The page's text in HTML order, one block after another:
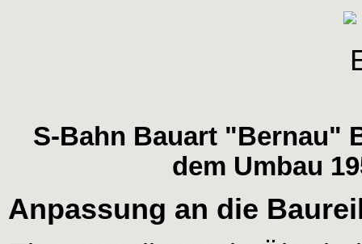
S-Bahn Bauart "Bernau"
dem Umbau
Anpassung an die